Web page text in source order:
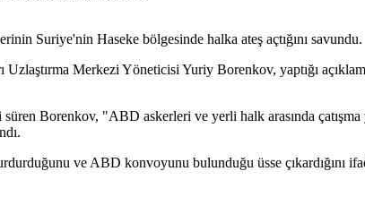
Suriye'nin Haseke bölgesinde halka ateş açtığını savundu.
Uzlaştırma Merkezi Yöneticisi Yuriy Borenkov, yaptığı
Borenkov, "ABD askerleri ve yerli halk arasında
ve ABD konvoyunu bulunduğu üsse çıkardığını